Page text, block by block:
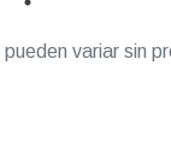
variar sin